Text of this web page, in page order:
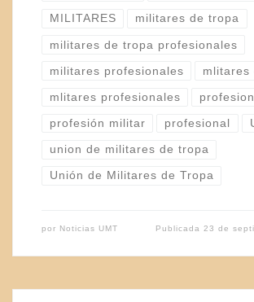
MILITARES militares de tropa
militares de tropa profesionales
militares profesionales mlitares
mlitares profesionales
profesión militar profesional
union de militares de tropa
Unión de Militares de Tropa
por Noticias UMT Publicada23 de